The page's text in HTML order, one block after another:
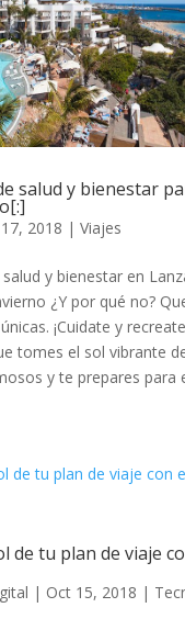
salud y bienestar
2018 | Viajes
y bienestar en
¿Y por qué no?
¡Cuidate y
tomes el sol vibrante
y te prepares para
de tu plan de viaje
| Oct 15, 2018 |